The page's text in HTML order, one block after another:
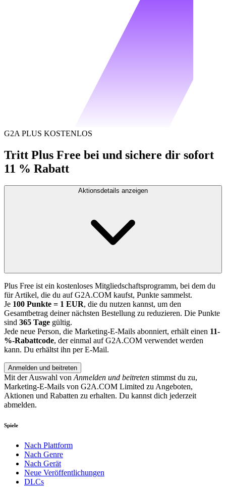
G2A PLUS KOSTENLOS
Tritt Plus Free bei und sichere dir sofort
11 % Rabatt
Aktionsdetails anzeigen
Plus Free ist ein kostenloses Mitgliedschaftsprogramm, bei dem du
für Artikel, die du auf G2A.COM kaufst, Punkte sammelst.
Je 100 Punkte = 1 EUR, die du nutzen kannst, um den
Gesamtbetrag deiner nächsten Bestellung zu reduzieren. Die Punkte
sind 365 Tage gültig.
Jede neue Person, die Marketing-E-Mails abonniert, erhält einen 11-
%-Rabattcode, der einmal auf G2A.COM verwendet werden
kann. Du erhältst ihn per E-Mail.
Anmelden und beitreten
Mit der Auswahl vonAnmelden und beitreten stimmst du zu,
Marketing-E-Mails von G2A.COM Limited zu Angeboten,
Aktionen und Rabatten zu erhalten. Du kannst dich jederzeit
abmelden.
Spiele
Nach Plattform
Nach Genre
Nach Gerät
Neue Veröffentlichungen
DLCs